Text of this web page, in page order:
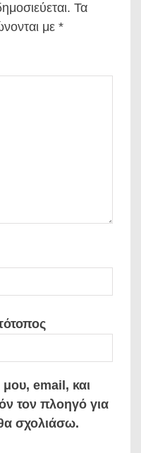
Τα
με *
email, και
τον πλοηγό για
σχολιάσω.